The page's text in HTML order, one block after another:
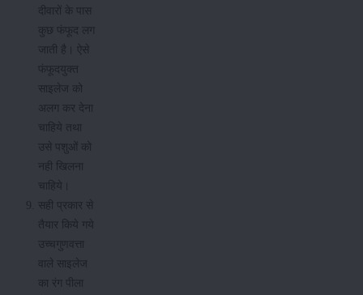
दीवारों के पास
कुछ फंफूद लग
जाती है। ऐसे
फंफूदयुक्त
साइलेज को
अलग कर देना
चाहिये तथा
उसे पशुओं को
नही खिलना
चाहिये।
सही प्रकार से
तैयार किये गये
उच्चगुणवत्ता
वाले साइलेज
का रंग पीला